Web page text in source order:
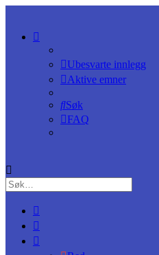
Ubesvarte innlegg
Aktive emner
Søk
FAQ